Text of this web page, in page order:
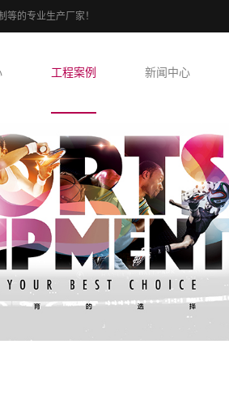
的专业生产厂家！
工程案例 新闻中心